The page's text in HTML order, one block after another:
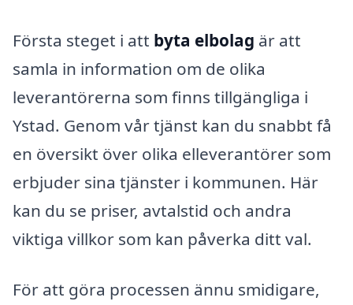
Första steget i att byta elbolag är att
samla in information om de olika
leverantörerna som finns tillgängliga i
Ystad. Genom vår tjänst kan du snabbt få
en översikt över olika elleverantörer som
erbjuder sina tjänster i kommunen. Här
kan du se priser, avtalstid och andra
viktiga villkor som kan påverka ditt val.
För att göra processen ännu smidigare,